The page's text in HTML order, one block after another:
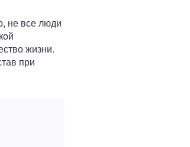
не все люди
жизни.
при